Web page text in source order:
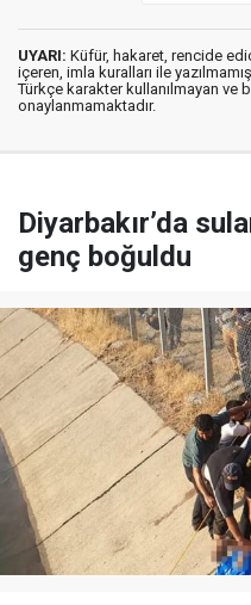
UYARI: Küfür, hakaret, rencide
içeren, imla kuralları ile
Türkçe karakter kullanılmayan ve
onaylanmamaktadır.
Diyarbakır’da
genç boğuldu